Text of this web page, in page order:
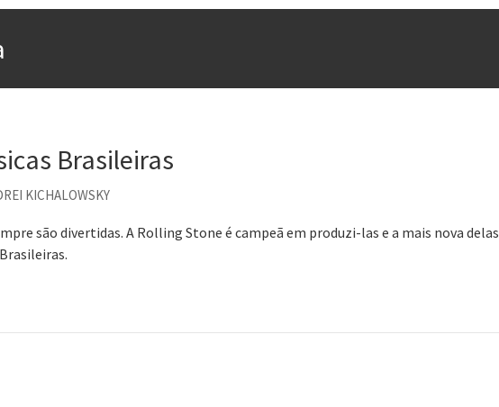
a fracassar é o segredo do sucesso
Calligaris prega o “direito à tristeza”
causos de Jorge Luis Borges
Brasileiras
KICHALOWSKY
são divertidas. A Rolling Stone é campeã em produzi-las e a mais nova delas